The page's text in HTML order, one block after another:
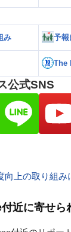
み 予報
The
公式SNS
向上の取り組み
近に寄せら